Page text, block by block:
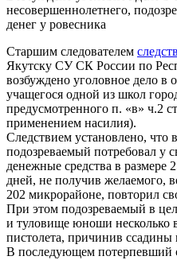
несовершеннолетнего,
денег у ровесника
Старшим следователем
Якутску СУ СК России по
возбуждено уголовное дело в
учащегося одной из школ
предусмотренного п. «в» ч.2
применением насилия).
Следствием установлено, что
подозреваемый потребовал у
денежные средства в размере
дней, не получив желаемого,
202 микрорайоне, повторил
При этом подозреваемый в
и туловище юноши несколько
пистолета, причинив ссадины
В последующем потерпевший